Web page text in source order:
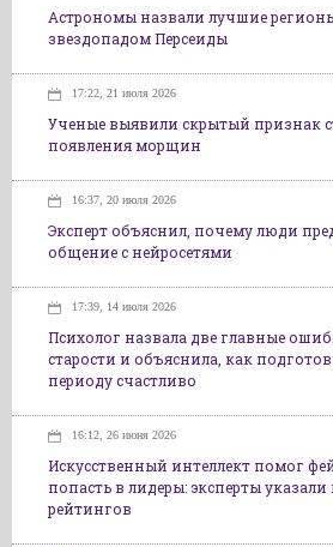
Астрономы назвали лучшие
звездопадом Персеиды
17:22, 21 июля 2026
Ученые выявили скрытый признак
появления морщин
16:37, 20 июля 2026
Эксперт объяснил, почему люди
общение с нейросетями
17:39, 14 июля 2026
Психолог назвала две главные
старости и объяснила, как
периоду счастливо
16:12, 26 июня 2026
Искусственный интеллект помог
попасть в лидеры: эксперты указали
рейтингов